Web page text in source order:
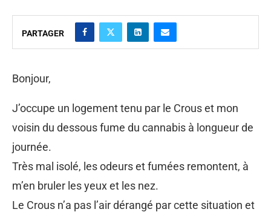
PARTAGER
Bonjour,
J’occupe un logement tenu par le Crous et mon
voisin du dessous fume du cannabis à longueur de
journée.
Très mal isolé, les odeurs et fumées remontent, à
m’en bruler les yeux et les nez.
Le Crous n’a pas l’air dérangé par cette situation et